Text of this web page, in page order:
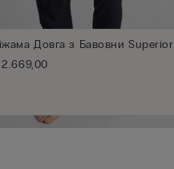
Довга з Бавовни Superior